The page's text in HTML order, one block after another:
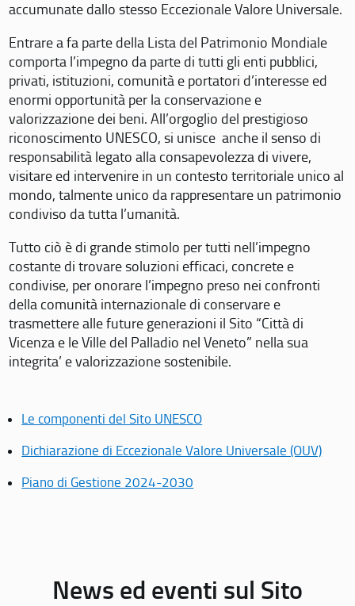
accumunate dallo stesso Eccezionale Valore Universale.
Entrare a fa parte della Lista del Patrimonio Mondiale
comporta l’impegno da parte di tutti gli enti pubblici,
privati, istituzioni, comunità e portatori d’interesse ed
enormi opportunità per la conservazione e
valorizzazione dei beni. All’orgoglio del prestigioso
riconoscimento UNESCO, si unisce anche il senso di
responsabilità legato alla consapevolezza di vivere,
visitare ed intervenire in un contesto territoriale unico al
mondo, talmente unico da rappresentare un patrimonio
condiviso da tutta l’umanità.
Tutto ciò è di grande stimolo per tutti nell’impegno
costante di trovare soluzioni efficaci, concrete e
condivise, per onorare l’impegno preso nei confronti
della comunità internazionale di conservare e
trasmettere alle future generazioni il Sito “Città di
Vicenza e le Ville del Palladio nel Veneto” nella sua
integrita’ e valorizzazione sostenibile.
Le componenti del Sito UNESCO
Dichiarazione di Eccezionale Valore Universale (OUV)
Piano di Gestione 2024-2030
News ed eventi sul Sito